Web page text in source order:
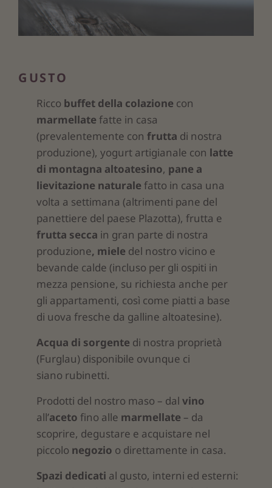
GUSTO
Ricco buffet della colazione con
marmellate fatte in casa
(prevalentemente con frutta di nostra
produzione), yogurt artigianale con latte
di montagna altoatesino, pane a
lievitazione naturale fatto in casa una
volta a settimana (altrimenti pane del
panettiere del paese Plazotta), frutta e
frutta secca in gran parte di nostra
produzione, miele del nostro vicino e
bevande calde (incluso per gli ospiti in
mezza pensione, su richiesta anche per
gli appartamenti, così come piatti a base
di uova fresche da galline altoatesine).
Acqua di sorgente di nostra proprietà
(Furglau) disponibile ovunque ci
siano rubinetti.
Prodotti del nostro maso – dal vino
all’aceto fino alle marmellate – da
scoprire, degustare e acquistare nel
piccolo negozio o direttamente in casa.
Spazi dedicati al gusto, interni ed esterni: